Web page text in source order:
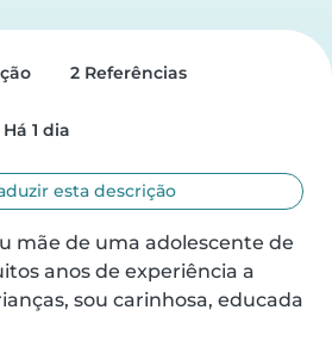
2 Referências
Há 1 dia
esta descrição
mãe de uma adolescente de
anos de experiência a
sou carinhosa, educada